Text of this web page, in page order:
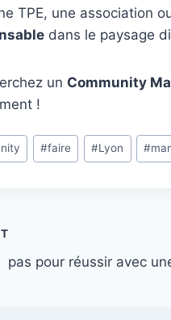
TPE, une association
dans le paysage
un Community
!
#faire #Lyon #
pas pour réussir avec